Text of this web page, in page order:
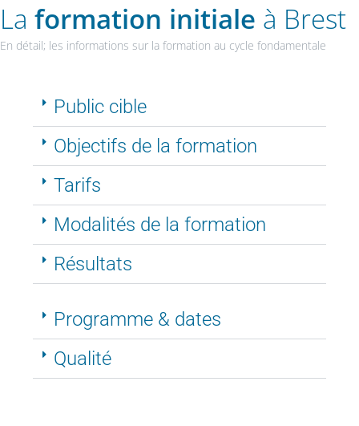
La formation initiale à Brest
En détail; les informations sur la formation au cycle fondamentale
Public cible
Objectifs de la formation
Tarifs
Modalités de la formation
Résultats
Programme & dates
Qualité